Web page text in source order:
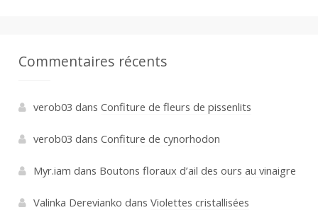
Commentaires récents
verob03 dans Confiture de fleurs de pissenlits
verob03 dans Confiture de cynorhodon
Myr.iam dans Boutons floraux d’ail des ours au vinaigre
Valinka Derevianko dans Violettes cristallisées